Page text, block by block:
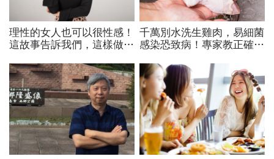
理性的女人也可以很性感！
這故事告訴我們，這樣做也
千萬別水洗生雞肉，易細菌
感染恐致病！專家教正確做